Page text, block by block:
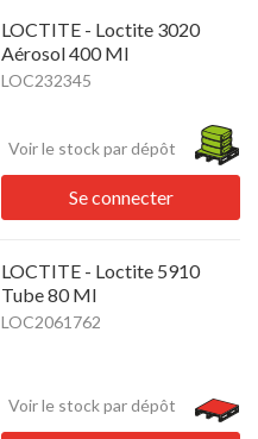
LOCTITE - Loctite 3020
Aérosol 400 Ml
LOC232345
Voir le stock par dépôt
Se connecter
LOCTITE - Loctite 5910
Tube 80 Ml
LOC2061762
Voir le stock par dépôt